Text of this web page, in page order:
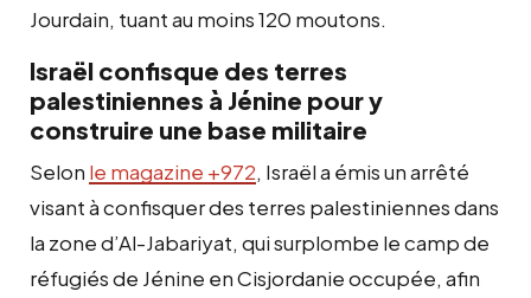
Jourdain, tuant au moins 120 moutons.
Israël confisque des terres
palestiniennes à Jénine pour y
construire une base militaire
Selon le magazine +972, Israël a émis un arrêté
visant à confisquer des terres palestiniennes dans
la zone d’Al-Jabariyat, qui surplombe le camp de
réfugiés de Jénine en Cisjordanie occupée, afin